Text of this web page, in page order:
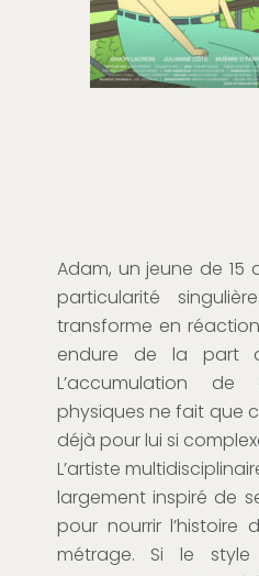
Adam, un jeune de 15
particularité
transforme en
endure de la part
L’accumulation de
physiques ne fait que
déjà pour lui si
L’artiste
largement inspiré de
pour nourrir l’histoire
métrage. Si le style